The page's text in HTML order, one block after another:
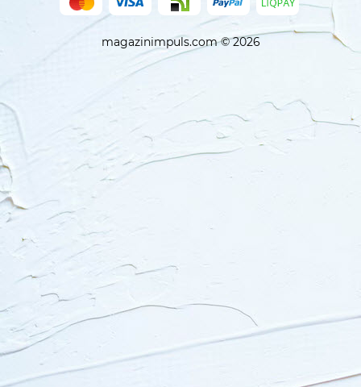
magazinimpuls.com © 2026